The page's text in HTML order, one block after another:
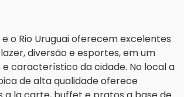
o Rio Uruguai oferecem excelentes
diversão e esportes, em um
característico da cidade. No local a
de alta qualidade oferece